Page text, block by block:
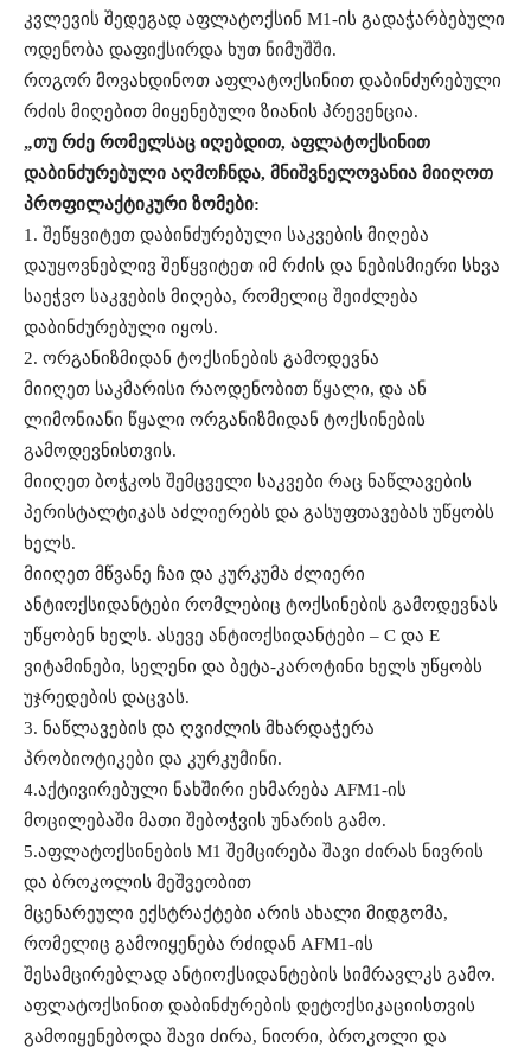
კვლევის შედეგად აფლატოქსინ M1-ის გადაჭარბებული
ოდენობა დაფიქსირდა ხუთ ნიმუშში.
როგორ მოვახდინოთ აფლატოქსინით დაბინძურებული
რძის მიღებით მიყენებული ზიანის პრევენცია.
„თუ რძე რომელსაც იღებდით, აფლატოქსინით
დაბინძურებული აღმოჩნდა, მნიშვნელოვანია მიიღოთ
პროფილაქტიკური ზომები:
1. შეწყვიტეთ დაბინძურებული საკვების მიღება
დაუყოვნებლივ შეწყვიტეთ იმ რძის და ნებისმიერი სხვა
საეჭვო საკვების მიღება, რომელიც შეიძლება
დაბინძურებული იყოს.
2. ორგანიზმიდან ტოქსინების გამოდევნა
მიიღეთ საკმარისი რაოდენობით წყალი, და ან
ლიმონიანი წყალი ორგანიზმიდან ტოქსინების
გამოდევნისთვის.
მიიღეთ ბოჭკოს შემცველი საკვები რაც ნაწლავების
პერისტალტიკას აძლიერებს და გასუფთავებას უწყობს
ხელს.
მიიღეთ მწვანე ჩაი და კურკუმა ძლიერი
ანტიოქსიდანტები რომლებიც ტოქსინების გამოდევნას
უწყობენ ხელს. ასევე ანტიოქსიდანტები – C და E
ვიტამინები, სელენი და ბეტა-კაროტინი ხელს უწყობს
უჯრედების დაცვას.
3. ნაწლავების და ღვიძლის მხარდაჭერა
პრობიოტიკები და კურკუმინი.
4.აქტივირებული ნახშირი ეხმარება AFM1-ის
მოცილებაში მათი შებოჭვის უნარის გამო.
5.აფლატოქსინების M1 შემცირება შავი ძირას ნივრის
და ბროკოლის მეშვეობით
მცენარეული ექსტრაქტები არის ახალი მიდგომა,
რომელიც გამოიყენება რძიდან AFM1-ის
შესამცირებლად ანტიოქსიდანტების სიმრავლკს გამო.
აფლატოქსინით დაბინძურების დეტოქსიკაციისთვის
გამოიყენებოდა შავი ძირა, ნიორი, ბროკოლი და